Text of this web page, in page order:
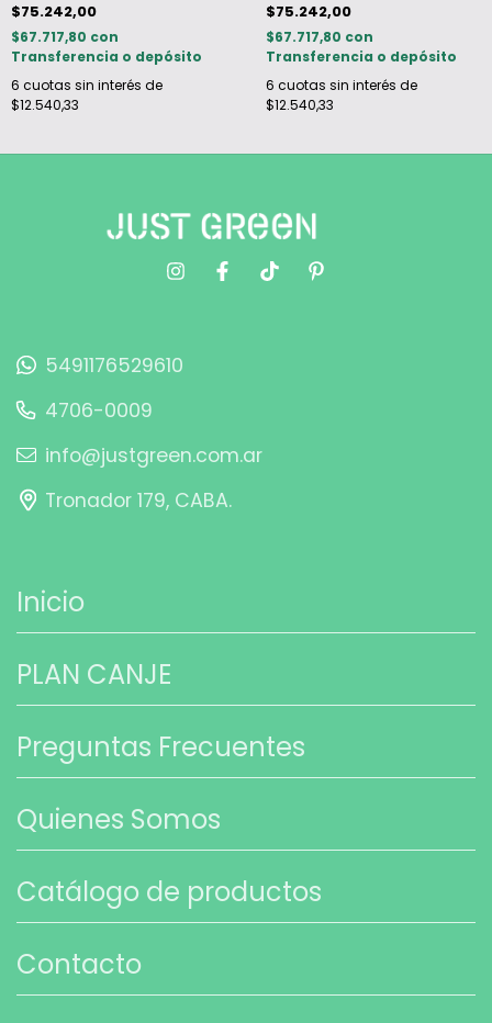
$75.242,00
$67.717,80 con
Transferencia o depósito
6 cuotas sin interés de
$12.540,33
$75.242,00
$67.717,80 con
Transferencia o depósito
6 cuotas sin interés de
$12.540,33
5491176529610
4706-0009
info@justgreen.com.ar
Tronador 179, CABA.
Inicio
PLAN CANJE
Preguntas Frecuentes
Quienes Somos
Catálogo de productos
Contacto